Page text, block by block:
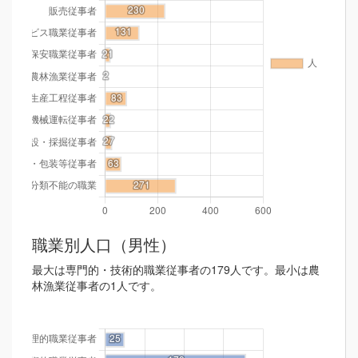
職業別人口（男性）
最大は専門的・技術的職業従事者の179人です。最小は農
林漁業従事者の1人です。